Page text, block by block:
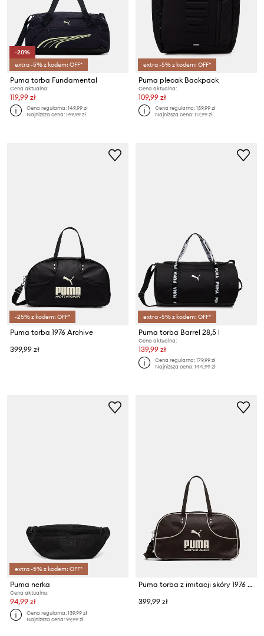
-20%
extra -5% z kodem: OFF*
Puma torba Fundamental
Cena aktualna:
119,99 zł
Cena regularna:149,99 zł
Najniższa cena:149,99 zł
extra -5% z kodem: OFF*
Puma plecak Backpack
Cena aktualna:
109,99 zł
Cena regularna:159,99 zł
Najniższa cena:117,99 zł
-25% z kodem: OFF*
Puma torba 1976 Archive
399,99 zł
extra -5% z kodem: OFF*
Puma torba Barrel 28,5 l
Cena aktualna:
139,99 zł
Cena regularna:179,99 zł
Najniższa cena:144,99 zł
extra -5% z kodem: OFF*
Puma nerka
Cena aktualna:
94,99 zł
Cena regularna:139,99 zł
Najniższa cena:99,99 zł
Puma torba z imitacji skóry 1976 Archive
399,99 zł